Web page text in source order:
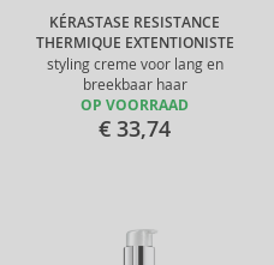
KÉRASTASE RESISTANCE
THERMIQUE EXTENTIONISTE
styling creme voor lang en
breekbaar haar
OP VOORRAAD
€ 33,74